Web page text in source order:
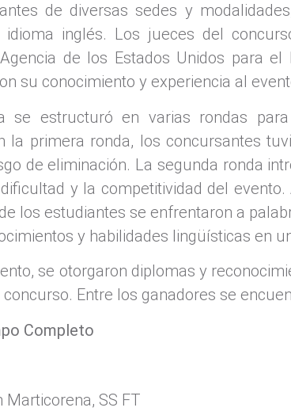
de diversas sedes y
idioma inglés. Los jueces del
de los Estados Unidos para el
su conocimiento y experiencia al
se estructuró en varias rondas
la primera ronda, los concursantes
de eliminación. La segunda ronda
y la competitividad del
los estudiantes se enfrentaron a
y habilidades lingüísticas en
se otorgaron diplomas y
Entre los ganadores se
Completo
Marticorena, SS FT